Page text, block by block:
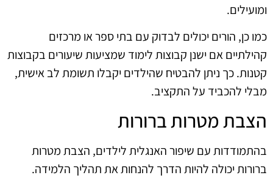
ומועילים.
כמו כן, הורים יכולים לבדוק עם בתי ספר או מרכזים
קהילתיים אם ישנן קבוצות לימוד שמציעות שיעורים בקבוצות
קטנות. כך ניתן להבטיח שהילדים יקבלו תשומת לב אישית,
מבלי להכביד על התקציב.
הצבת מטרות ברורות
בהתמודדות עם שיפור האנגלית לילדים, הצבת מטרות
ברורות יכולה להיות הדרך להנחות את תהליך הלמידה.